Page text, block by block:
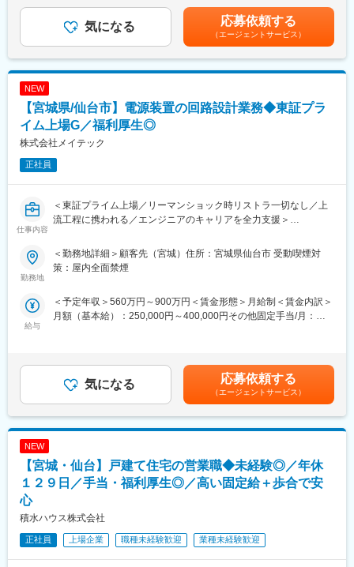
■働き方：
健康経営優良企業2025ホワイト500認定企業（7年連続ランクイ
ン）されるなど長期就業できる環境づくりに取り組んでいます。
・年休124日
・土日祝休
・リモートワークの一部導入
・6種類の休暇メニューで、有給休暇の取得促進
・有給は1時間単位からの取得可能
■スキルアップやキャリア開発の様々な制度あり：
・人事部主催の研修
・野村不動産グループ合同研修
業務において推奨される資格の取得に際しての費用を会社が支援
し、専門知識の習得を奨励
・病棟には最低1回顔を出していただきます（精神療法、入院して
いる患者さんへのフォローなど）
■入社後のフォロー：入社後は、先輩医師が実務面のフォローをし
■働き方：外部の先生が土曜日を担当することが多いので、基本的
には土日休みです。土曜日出勤の場合は手当の支給や代休を取得
していただきます。月に2回程度、当直を担当していただける方を
歓迎いたします。急な呼び出しはありません。残業もほとんどな
な社風によって、働いている方が明るく、病院見学時には事務
員、看護師、医師が声をかけてくれる雰囲気が醸成されていま
・前職が内科医師だった方が、開業医になるために精神科医の勉
強を兼ねて入社し活躍しているため、未経験からもご活躍可能で
変更の範囲：会社の定める業務
気になる 応募依頼する
（エージェントサービス）
NEW
【宮城県/仙台市】電源装置の回路設計業務◆東証プラ
イム上場G／福利厚生◎
株式会社メイテック
正社員
仕事内容
＜東証プライム上場／リーマンショック時リストラ一切なし／上
流工程に携われる／エンジニアのキャリアを全力支援＞
【業務内容】
電源装置の回路設計業務に携わっていただきます。
◆業務フェーズ
◆開発環境・ツール
CR5000、CR8000
■業務の魅力：
特殊電源装置の回路設計業務に携われることで、様々な業界へス
テップアップ頂ける可能性があります。
当社では詳細設計以上の上流工程の案件が90％以上という状況で
す。
メーカーの社員になると、年次が上がるにつれて一般的には技術
う傾向にあります。一方で技術者派遣の社員は技術業務に集中す
ることができるため、よりエンジニアとしての技術を磨くことが
できます。中でもメイテックは、上流工程に特化しており、「生
涯プロエンジニア」として活躍できます。
勤務地
＜勤務地詳細＞顧客先（宮城）住所：宮城県仙台市 受動喫煙対
策：屋内全面禁煙
給与
＜予定年収＞560万円～900万円＜賃金形態＞月給制＜賃金内訳＞
月額（基本給）：250,000円～400,000円その他固定手当/月：
選考を通じて上下する可能性があります。月給(月額)は固定手当を
含めた表記です。
気になる 応募依頼する
（エージェントサービス）
NEW
【宮城・仙台】戸建て住宅の営業職◆未経験◎／年休
１２９日／手当・福利厚生◎／高い固定給＋歩合で安
心
積水ハウス株式会社
正社員 上場企業 職種未経験歓迎 業種未経験歓迎